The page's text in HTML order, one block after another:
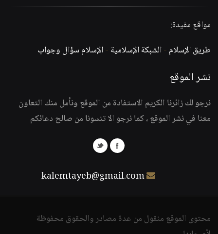
مواقع مفيدة:
طريق الإسلام -الشبكة الإسلامية -الإسلام سؤال وجواب
نشر الموقع
نرجو لك زائرنا الكريم الاستفادة من الموقع ونأمل منك التعاون
معنا في نشر الموقع ، كما نرجو الا تنسونا من صالح دعائكم
kalemtayeb@gmail.com
محتوى الموقع منقول من عدة مصادر والحقوق محفوظة